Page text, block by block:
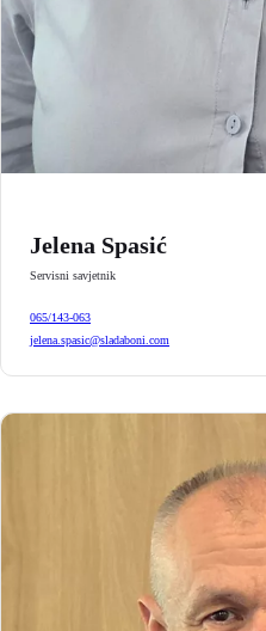
Jelena Spasić
Servisni savjetnik
065/143-063
jelena.spasic@sladaboni.com